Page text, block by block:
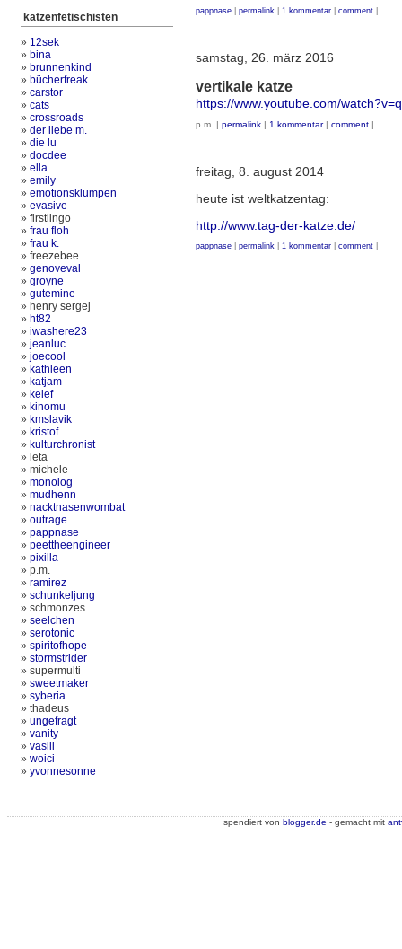
katzenfetischisten
» 12sek
» bina
» brunnenkind
» bücherfreak
» carstor
» cats
» crossroads
» der liebe m.
» die lu
» docdee
» ella
» emily
» emotionsklumpen
» evasive
» firstlingo
» frau floh
» frau k.
» freezebee
» genoveval
» groyne
» gutemine
» henry sergej
» ht82
» iwashere23
» jeanluc
» joecool
» kathleen
» katjam
» kelef
» kinomu
» kmslavik
» kristof
» kulturchronist
» leta
» michele
» monolog
» mudhenn
» nacktnasenwombat
» outrage
» pappnase
» peettheengineer
» pixilla
» p.m.
» ramirez
» schunkeljung
» schmonzes
» seelchen
» serotonic
» spiritofhope
» stormstrider
» supermulti
» sweetmaker
» syberia
» thadeus
» ungefragt
» vanity
» vasili
» woici
» yvonnesonne
pappnase permalink 1 kommentar comment
samstag, 26. märz 2016
vertikale katze
https://www.youtube.com/
p.m. | permalink | 1 kommentar| comment |
freitag, 8. august 2014
heute ist weltkatzentag:
http://www.tag-der-katze.de/
pappnase permalink 1 kommentar comment
spendiert von blogger.de - gemacht mit